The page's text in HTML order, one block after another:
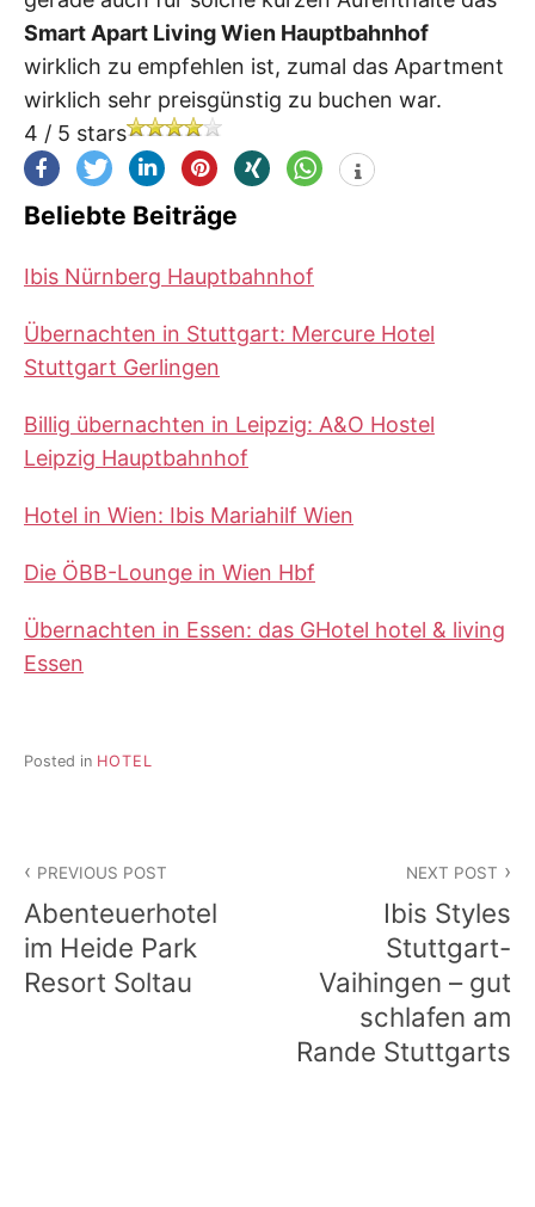
Smart Apart Living Wien Hauptbahnhof
wirklich zu empfehlen ist, zumal das Apartment
wirklich sehr preisgünstig zu buchen war.
4 / 5 stars
Beliebte Beiträge
Ibis Nürnberg Hauptbahnhof
Übernachten in Stuttgart: Mercure Hotel
Stuttgart Gerlingen
Billig übernachten in Leipzig: A&O Hostel
Leipzig Hauptbahnhof
Hotel in Wien: Ibis Mariahilf Wien
Die ÖBB-Lounge in Wien Hbf
Übernachten in Essen: das GHotel hotel & living
Essen
Posted in HOTEL
PREVIOUS POST
Abenteuerhotel
im Heide Park
Resort Soltau
NEXT POST
Ibis Styles
Stuttgart-
Vaihingen – gut
schlafen am
Rande Stuttgarts